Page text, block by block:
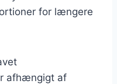
for længere
afhængigt af